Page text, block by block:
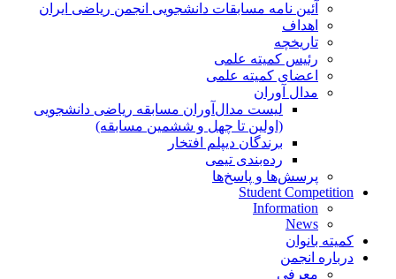
آئین نامه مسابقات دانشجویی انجمن ریاضی ایران
اهداف
تاریخچه
رئیس کمیته علمی
اعضای کمیته علمی
مدال آوران
لیست مدال‌آوران مسابقه ریاضی دانشجویی
(اولین تا چهل‌ و ششمین مسابقه)
برندگان دیپلم افتخار
رده‌بندی تیمی
پرسش‌ها و پاسخ‌ها
Student Competition
Information
News
کمیته بانوان
درباره انجمن
معرفی